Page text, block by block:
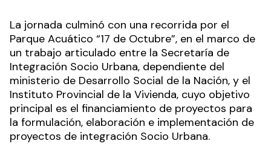
La jornada culminó con una recorrida por el
Parque Acuático “17 de Octubre”, en el marco de
un trabajo articulado entre la Secretaría de
Integración Socio Urbana, dependiente del
ministerio de Desarrollo Social de la Nación, y el
Instituto Provincial de la Vivienda, cuyo objetivo
principal es el financiamiento de proyectos para
la formulación, elaboración e implementación de
proyectos de integración Socio Urbana.